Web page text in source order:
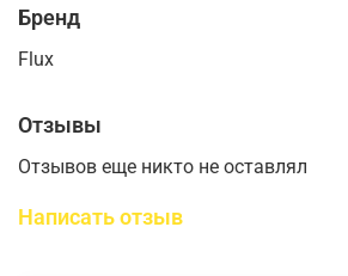
Бренд
Flux
Отзывы
Отзывов еще никто не оставлял
Написать отзыв